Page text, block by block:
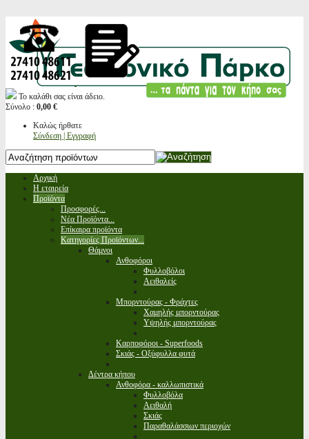
Το καλάθι σας είναι άδειο.
Σύνολο : 0,00 €
Καλώς ήρθατε
Σύνδεση | Εγγραφή
Αρχική
Η εταιρεία
Προϊόντα
Προσφορές...
Νέα Προϊόντα...
Επίκαιρα προϊόντα
Κατηγορίες Προϊόντων...
Θάμνοι
Ανθοφόροι
Φυλλοβόλοι
Αειθαλείς
Μπορντούρας - Φράχτες
Χαμηλής μπορντούρας
Υψηλής μπορντούρας
Καρποφόροι - Superfoods
Σκιάς - Οξύφυλλα φυτά
Δέντρα κήπου
Ανθοφόρα - καλλωπιστικά
Φυλλοβόλα
Αειθαλή
Σκιάς
Παραθαλάσσιων περιοχών